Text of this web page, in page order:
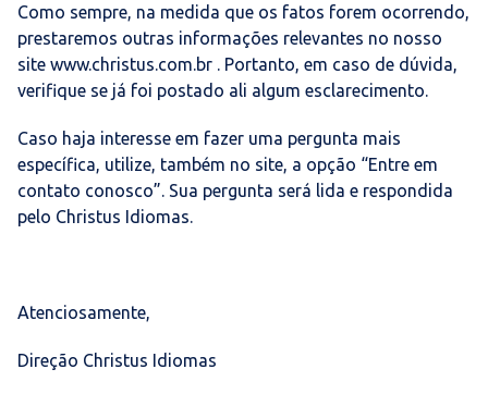
Como sempre, na medida que os fatos forem ocorrendo,
prestaremos outras informações relevantes no nosso
site www.christus.com.br . Portanto, em caso de dúvida,
verifique se já foi postado ali algum esclarecimento.
Caso haja interesse em fazer uma pergunta mais
específica, utilize, também no site, a opção “Entre em
contato conosco”. Sua pergunta será lida e respondida
pelo Christus Idiomas.
Atenciosamente,
Direção Christus Idiomas